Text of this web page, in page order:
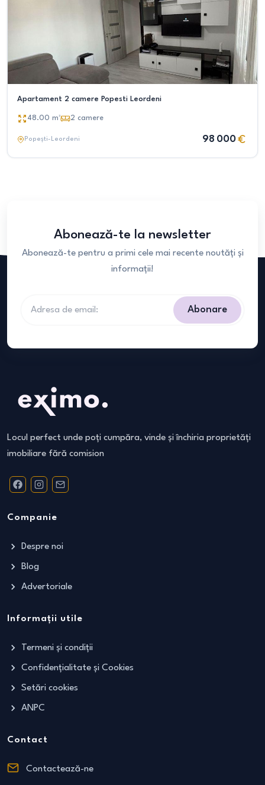
Apartament 2 camere Popesti Leordeni
48.00 m² 2 camere
Popești-Leordeni 98 000
Abonează-te la newsletter
Abonează-te pentru a primi cele mai recente noutăți și
informații!
Abonare
Locul perfect unde poți cumpăra, vinde și închiria proprietăți
imobiliare fără comision
Companie
Despre noi
Blog
Advertoriale
Informații utile
Termeni și condiții
Confidențialitate și Cookies
Setări cookies
ANPC
Contact
Contactează-ne